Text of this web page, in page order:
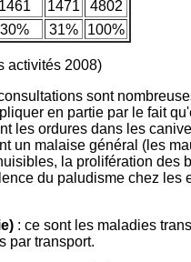
1461 1471
4802
30% 31% 100%
activités 2008)
sont
en partie par le fait
les ordures dans les
un malaise général (les
la prolifération des
du paludisme chez les
: ce sont les maladies
par transport.